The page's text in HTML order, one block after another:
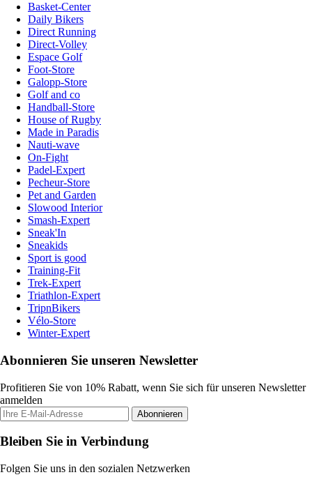
Basket-Center
Daily Bikers
Direct Running
Direct-Volley
Espace Golf
Foot-Store
Galopp-Store
Golf and co
Handball-Store
House of Rugby
Made in Paradis
Nauti-wave
On-Fight
Padel-Expert
Pecheur-Store
Pet and Garden
Slowood Interior
Smash-Expert
Sneak'In
Sneakids
Sport is good
Training-Fit
Trek-Expert
Triathlon-Expert
TripnBikers
Vélo-Store
Winter-Expert
Abonnieren Sie unseren Newsletter
Profitieren Sie von 10% Rabatt, wenn Sie sich für unseren Newsletter
anmelden
Abonnieren
Bleiben Sie in Verbindung
Folgen Sie uns in den sozialen Netzwerken